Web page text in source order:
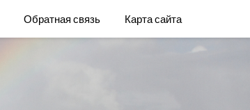
Обратная связь Карта сайта